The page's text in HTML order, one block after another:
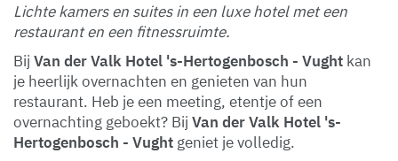
Lichte kamers en suites in een luxe hotel met een
restaurant en een fitnessruimte.
Bij Van der Valk Hotel 's-Hertogenbosch - Vught kan
je heerlijk overnachten en genieten van hun
restaurant. Heb je een meeting, etentje of een
overnachting geboekt? Bij Van der Valk Hotel 's-
Hertogenbosch - Vught geniet je volledig.